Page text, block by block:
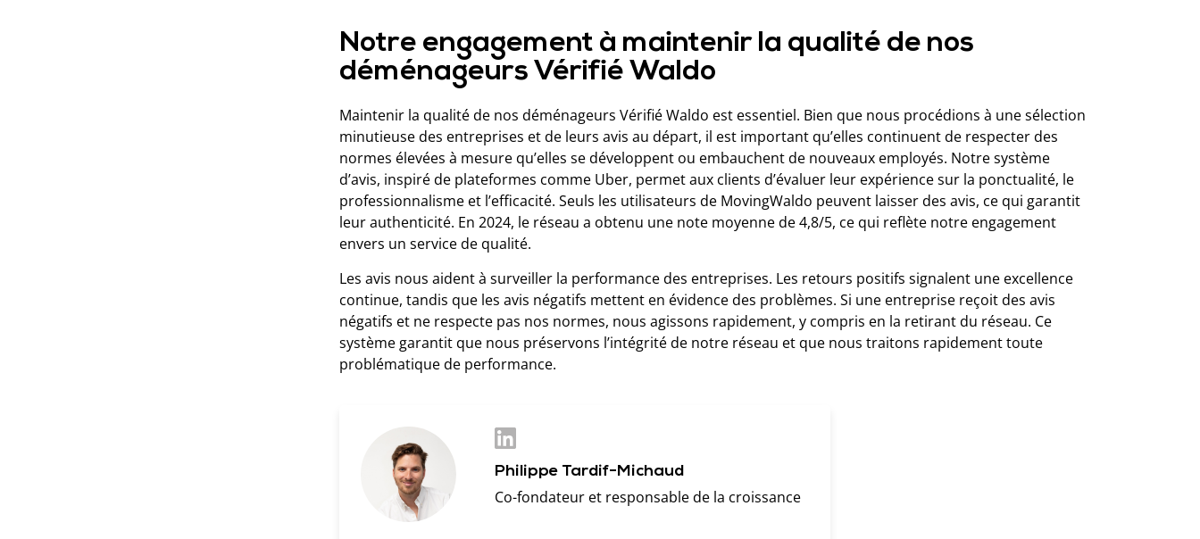
Notre engagement à maintenir la qualité de nos
déménageurs Vérifié Waldo
Maintenir la qualité de nos déménageurs Vérifié Waldo est essentiel. Bien que nous procédions à une sélection
minutieuse des entreprises et de leurs avis au départ, il est important qu’elles continuent de respecter des
normes élevées à mesure qu’elles se développent ou embauchent de nouveaux employés. Notre système
d’avis, inspiré de plateformes comme Uber, permet aux clients d’évaluer leur expérience sur la ponctualité, le
professionnalisme et l’efficacité. Seuls les utilisateurs de MovingWaldo peuvent laisser des avis, ce qui garantit
leur authenticité. En 2024, le réseau a obtenu une note moyenne de 4,8/5, ce qui reflète notre engagement
envers un service de qualité.
Les avis nous aident à surveiller la performance des entreprises. Les retours positifs signalent une excellence
continue, tandis que les avis négatifs mettent en évidence des problèmes. Si une entreprise reçoit des avis
négatifs et ne respecte pas nos normes, nous agissons rapidement, y compris en la retirant du réseau. Ce
système garantit que nous préservons l’intégrité de notre réseau et que nous traitons rapidement toute
problématique de performance.
Philippe Tardif-Michaud
Co-fondateur et responsable de la croissance